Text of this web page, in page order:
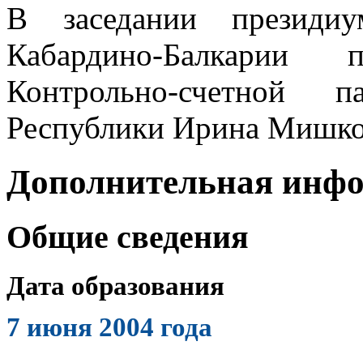
В заседании
Кабардино-
Контрольно-счетной
Республики Ирина
Дополнительная
Общие сведения
Дата образования
7 июня 2004 года